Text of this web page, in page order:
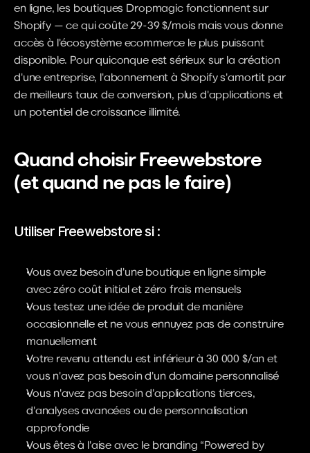
en ligne, les boutiques Dropmagic fonctionnent sur
Shopify — ce qui coûte 29-39 $/mois mais vous donne
accès à l'écosystème ecommerce le plus puissant
disponible. Pour quiconque est sérieux sur la création
d'une entreprise, l'abonnement à Shopify s'amortit par
de meilleurs taux de conversion, plus d'applications et
un potentiel de croissance illimité.
Quand choisir Freewebstore
(et quand ne pas le faire)
Utiliser Freewebstore si :
Vous avez besoin d'une boutique en ligne simple
avec zéro coût initial et zéro frais mensuels
Vous testez une idée de produit de manière
occasionnelle et ne vous ennuyez pas de construire
manuellement
Votre revenu attendu est inférieur à 30 000 $/an et
vous n'avez pas besoin d'un domaine personnalisé
Vous n'avez pas besoin d'applications tierces,
d'analyses avancées ou de personnalisation
approfondie
Vous êtes à l'aise avec le branding “Powered by